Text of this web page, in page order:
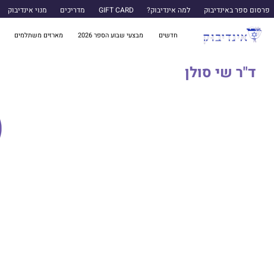
פרסום ספר באינדיבוק למה אינדיבוק? GIFT CARD מדריכים מנוי אינדיבוק
חדשים מבצעי שבוע הספר 2026 מארזים משתלמים
ד"ר שי סולן